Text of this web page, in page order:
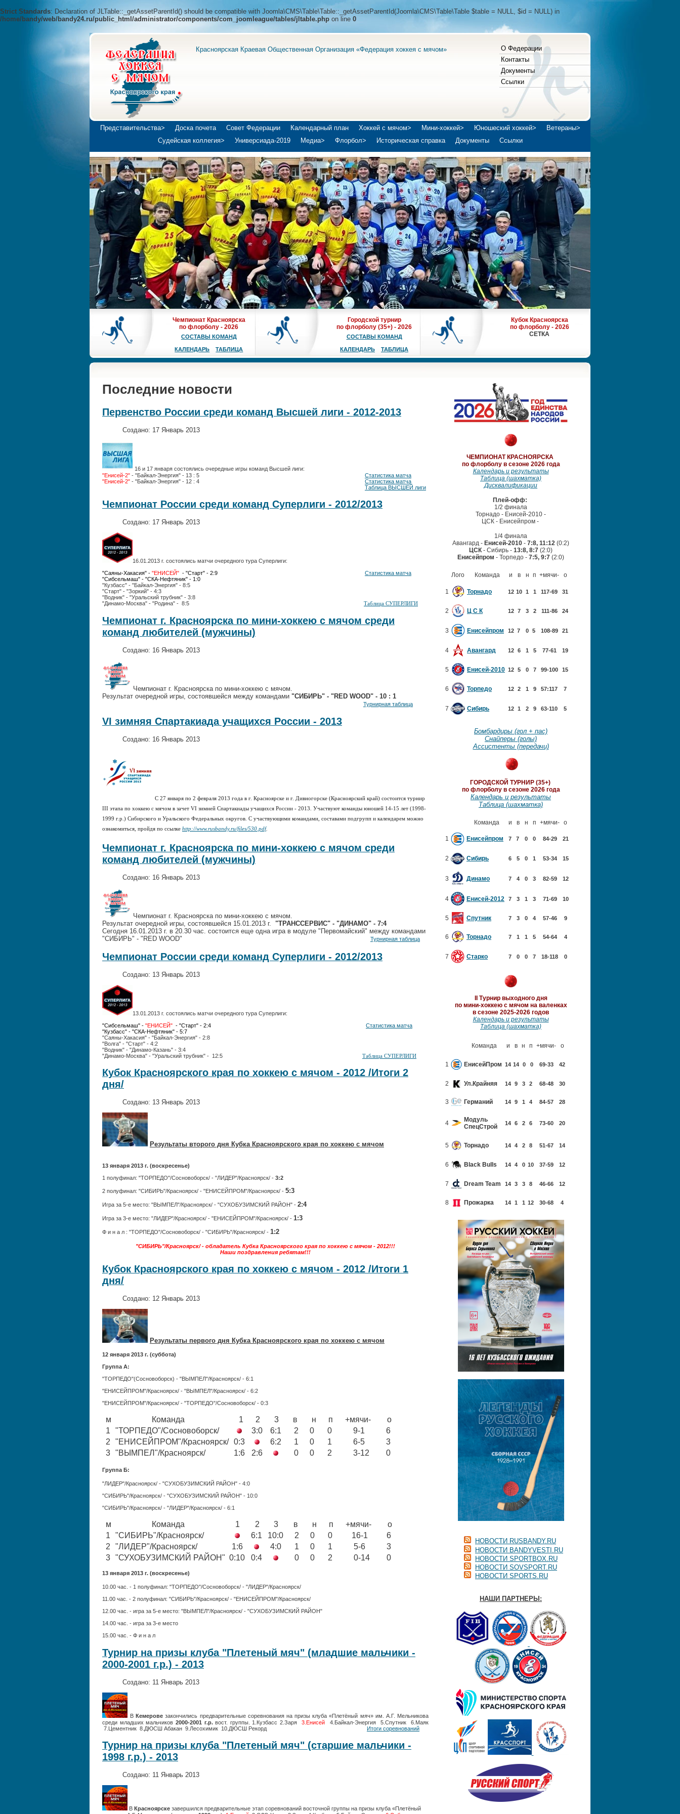
Strict Standards: Declaration of JLTable::_getAssetParentId() should be compatible with Joomla\CMS\Table\Table::_getAssetParentId(Joomla\CMS\Table\Table $table = NULL, $id = NULL) in
/home/bandy/web/bandy24.ru/public_html/administrator/components/com_joomleague/tables/jltable.php on line 0
О Федерации
Контакты
Документы
Ссылки
Красноярская Краевая Общественная Организация «Федерация хоккея с мячом»
Представительства> Доска почета Совет Федерации Календарный план Хоккей с мячом> Мини-хоккей> Юношеский хоккей>
Ветераны>
Судейская коллегия>
Универсиада-2019 Медиа> Флорбол> Историческая справка Документы Ссылки
Чемпионат Красноярска
по флорболу - 2026
СОСТАВЫ КОМАНД
КАЛЕНДАРЬ ТАБЛИЦА
Городской турнир
по флорболу (35+) - 2026
СОСТАВЫ КОМАНД
КАЛЕНДАРЬ ТАБЛИЦА
Кубок Красноярска
по флорболу - 2026
СЕТКА
Последние новости
Первенство России среди команд Высшей лиги - 2012-2013
Создано: 17 Январь 2013
16 и 17 января состоялись очередные игры команд Высшей лиги:
"Енисей-2" - "Байкал-Энергия" - 13 : 5 Статистика матча
"Енисей-2" - "Байкал-Энергия" - 12 : 4 Статистика матча
Таблица ВЫСШЕЙ лиги
Чемпионат России среди команд Суперлиги - 2012/2013
Создано: 17 Январь 2013
16.01.2013 г. состоялись матчи очередного тура Суперлиги:
"Саяны-Хакасия" - "ЕНИСЕЙ" - "Старт" - 2:9
Статистика матча
"Сибсельмаш" - "СКА-Нефтяник" - 1:0
"Кузбасс" - "Байкал-Энергия" - 8:5
"Старт" - "Зоркий" - 4:3
"Водник" - "Уральский трубник" - 3:8
"Динамо-Москва" - "Родина" - 8:5 Таблица СУПЕРЛИГИ
Чемпионат г. Красноярска по мини-хоккею с мячом среди
команд любителей (мужчины)
Создано: 16 Январь 2013
Чемпионат г. Красноярска по мини-хоккею с мячом.
Результат очередной игры, состоявшейся между командами "СИБИРЬ" - "RED WOOD" - 10 : 1
Турнирная таблица
VI зимняя Спартакиада учащихся России - 2013
Создано: 16 Январь 2013
С 27 января по 2 февраля 2013 года в г. Красноярске и г. Дивногорске (Красноярский край) состоится турнир
ΙΙΙ этапа по хоккею с мячом в зачет VΙ зимней Спартакиады учащихся России - 2013. Участвуют команды юношей 14-15 лет (1998-
1999 г.р.) Сибирского и Уральского Федеральных округов. С участвующими командами, составами подгрупп и календарем можно
ознакомиться, пройдя по ссылке http://www.rusbandy.ru/files/530.pdf.
Чемпионат г. Красноярска по мини-хоккею с мячом среди
команд любителей (мужчины)
Создано: 16 Январь 2013
Чемпионат г. Красноярска по мини-хоккею с мячом.
Результат очередной игры, состоявшейся 15.01.2013 г. "ТРАНССЕРВИС" - "ДИНАМО" - 7:4
Сегодня 16.01.2013 г. в 20.30 час. состоится еще одна игра в модуле "Первомайский" между командами
"СИБИРЬ" - "RED WOOD"
Турнирная таблица
Чемпионат России среди команд Суперлиги - 2012/2013
Создано: 13 Январь 2013
13.01.2013 г. состоялись матчи очередного тура Суперлиги:
"Сибсельмаш" - "ЕНИСЕЙ" - "Старт" - 2:4
Статистика матча
"Кузбасс" - "СКА-Нефтяник" - 5:7
"Саяны-Хакасия" - "Байкал-Энергия" - 2:8
"Волга" - "Старт" - 4:2
"Водник" - "Динамо-Казань" - 3:4
"Динамо-Москва" - "Уральский трубник" - 12:5 Таблица СУПЕРЛИГИ
Кубок Красноярского края по хоккею с мячом - 2012 /Итоги 2
дня/
Создано: 13 Январь 2013
Результаты второго дня Кубка Красноярского края по хоккею с мячом
13 января 2013 г. (воскресенье)
1 полуфинал: "ТОРПЕДО"/Сосновоборск/ - "ЛИДЕР"/Красноярск/ - 3:2
2 полуфинал: "СИБИРЬ"/Красноярск/ - "ЕНИСЕЙПРОМ"/Красноярск/ - 5:3
Игра за 5-е место: "ВЫМПЕЛ"/Красноярск/ - "СУХОБУЗИМСКИЙ РАЙОН" - 2:4
Игра за 3-е место: "ЛИДЕР"/Красноярск/ - "ЕНИСЕЙПРОМ"/Красноярск/ - 1:3
Ф и н а л : "ТОРПЕДО"/Сосновоборск/ - "СИБИРЬ"/Красноярск/ - 1:2
"СИБИРЬ"/Красноярск/ - обладатель Кубка Красноярского края по хоккею с мячом - 2012!!!
Наши поздравления ребятам!!!
Кубок Красноярского края по хоккею с мячом - 2012 /Итоги 1
дня/
Создано: 12 Январь 2013
Результаты первого дня Кубка Красноярского края по хоккею с мячом
12 января 2013 г. (суббота)
Группа А:
"ТОРПЕДО"(Сосновоборск) - "ВЫМПЕЛ"/Красноярск/ - 6:1
"ЕНИСЕЙПРОМ"/Красноярск/ - "ВЫМПЕЛ"/Красноярск/ - 6:2
"ЕНИСЕЙПРОМ"/Красноярск/ - "ТОРПЕДО"/Сосновоборск/ - 0:3
м Команда 1 2 3 в н п +мячи-
о
1
"ТОРПЕДО"/Сосновоборск/ 3:0 6:1 2 0 0 9-1
6
2
"ЕНИСЕЙПРОМ"/Красноярск/ 0:3 6:2 1 0 1 6-5
3
3 "ВЫМПЕЛ"/Красноярск/ 1:6 2:6 0 0 2 3-12 0
Группа Б:
"ЛИДЕР"/Красноярск/ - "СУХОБУЗИМСКИЙ РАЙОН" - 4:0
"СИБИРЬ"/Красноярск/ - "СУХОБУЗИМСКИЙ РАЙОН" - 10:0
"СИБИРЬ"/Красноярск/ - "ЛИДЕР"/Красноярск/ - 6:1
м Команда 1 2 3 в н п +мячи-
о
1
"СИБИРЬ"/Красноярск/ 6:1 10:0 2 0 0 16-1
6
2
"ЛИДЕР"/Красноярск/ 1:6 4:0 1 0 1 5-6
3
3 "СУХОБУЗИМСКИЙ РАЙОН" 0:10 0:4 0 0 2 0-14 0
13 января 2013 г. (воскресенье)
10.00 час. - 1 полуфинал: "ТОРПЕДО"/Сосновоборск/ - "ЛИДЕР"/Красноярск/
11.00 час. - 2 полуфинал: "СИБИРЬ"/Красноярск/ - "ЕНИСЕЙПРОМ"/Красноярск/
12.00 час. - игра за 5-е место: "ВЫМПЕЛ"/Красноярск/ - "СУХОБУЗИМСКИЙ РАЙОН"
14.00 час. - игра за 3-е место
15.00 час. - Ф и н а л
Турнир на призы клуба "Плетеный мяч" (младшие мальчики -
2000-2001 г.р.) - 2013
Создано: 11 Январь 2013
ВКемерове закончились предварительные соревнования на призы клуба «Плетёный мяч» им. А.Г. Мельникова
среди младших мальчиков 2000-2001 г.р.вост. группы. 1.Кузбасс 2.Заря3.Енисей 4.Байкал-Энергия 5.Спутник 6.Маяк
7.Цементник 8.ДЮСШ Абакан 9.Лесохимик 10.ДЮСШ Рекорд Итоги соревнований
Турнир на призы клуба "Плетеный мяч" (старшие мальчики -
1998 г.р.) - 2013
Создано: 11 Январь 2013
В Красноярске завершился предварительные этап соревнований восточной группы на призы клуба «Плетёный
ЧЕМПИОНАТ КРАСНОЯРСКА
по флорболу в сезоне 2026 года
Календарь и результаты
Таблица (шахматка)
Дисквалификации
Плей-офф:
1/2 финала
Торнадо - Енисей-2010 -
ЦСК - Енисейпром-
1/4 финала
Авангард - Енисей-2010 - 7:8, 11:12 (0:2)
ЦСК - Сибирь - 13:8, 8:7 (2:0)
Енисейпром - Торпедо - 7:5, 9:7 (2:0)
Лого Команда и в н п +мячи- о
1 Торнадо 12 10 1 1 117-69 31
2 Ц С К 12 7 3 2 111-86 24
3 Енисейпром 12 7 0 5 108-89 21
4 Авангард 12 6 1 5 77-61 19
5 Енисей-2010 12 5 0 7 99-100 15
6 Торпедо 12 2 1 9 57:117 7
7 Сибирь 12 1 2 9 63-110 5
Бомбардиры (гол + пас)
Снайперы (голы)
Ассистенты (передачи)
ГОРОДСКОЙ ТУРНИР (35+)
по флорболу в сезоне 2026 года
Календарь и результаты
Таблица (шахматка)
Команда и в н п +мячи- о
1 Енисейпром 7 7 0 0 84-29 21
2 Сибирь 6 5 0 1 53-34 15
3 Динамо 7 4 0 3 82-59 12
4 Енисей-2012 7 3 1 3 71-69 10
5 Спутник 7 3 0 4 57-46 9
6 Торнадо 7 1 1 5 54-64 4
7 Старко 7 0 0 7 18-118 0
II Турнир выходного дня
по мини-хоккею с мячом на валенках
в сезоне 2025-2026 годов
Календарь и результаты
Таблица (шахматка)
Команда и в н п +мячи- о
1 ЕнисейПром 14 14 0 0 69-33 42
2 Ул.Крайняя 14 9 3 2 68-48 30
3 Германий 14 9 1 4 84-57 28
4
Модуль
СпецСтрой 14 6 2 6 73-60 20
5 Торнадо 14 4 2 8 51-67 14
6 Black Bulls 14 4 0 10 37-59 12
7 Dream Team 14 3 3 8 46-66 12
8 Прожарка 14 1 1 12 30-68 4
НОВОСТИ RUSBANDY.RU
НОВОСТИ BANDYVESTI.RU
НОВОСТИ SPORTBOX.RU
НОВОСТИ SOVSPORT.RU
НОВОСТИ SPORTS.RU
НАШИ ПАРТНЕРЫ: